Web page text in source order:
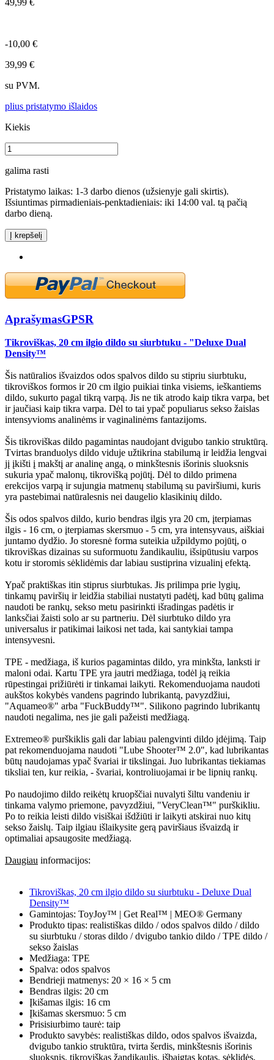
49,99 €
-10,00 €
39,99 €
su PVM.
plius pristatymo išlaidos
Kiekis
galima rasti
Pristatymo laikas: 1-3 darbo dienos (užsienyje gali skirtis).
Išsiuntimas pirmadieniais-penktadieniais: iki 14:00 val. tą pačią
darbo dieną.
Į krepšelį
AprašymasGPSR
Tikroviškas, 20 cm ilgio dildo su siurbtuku - "Deluxe Dual
Density™
Šis natūralios išvaizdos odos spalvos dildo su stipriu siurbtuku,
tikroviškos formos ir 20 cm ilgio puikiai tinka visiems, ieškantiems
dildo, sukurto pagal tikrą varpą. Jis ne tik atrodo kaip tikra varpa, bet
ir jaučiasi kaip tikra varpa. Dėl to tai ypač populiarus sekso žaislas
intensyvioms analinėms ir vaginalinėms fantazijoms.
Šis tikroviškas dildo pagamintas naudojant dvigubo tankio struktūrą.
Tvirtas branduolys dildo viduje užtikrina stabilumą ir leidžia lengvai
jį įkišti į makštį ar analinę angą, o minkštesnis išorinis sluoksnis
sukuria ypač malonų, tikrovišką pojūtį. Dėl to dildo primena
erekcijos varpą ir sujungia matmenų stabilumą su paviršiumi, kuris
yra pastebimai natūralesnis nei daugelio klasikinių dildo.
Šis odos spalvos dildo, kurio bendras ilgis yra 20 cm, įterpiamas
ilgis - 16 cm, o įterpiamas skersmuo - 5 cm, yra intensyvaus, aiškiai
juntamo dydžio. Jo storesnė forma suteikia užpildymo pojūtį, o
tikroviškas dizainas su suformuotu žandikauliu, išsipūtusiu varpos
kotu ir storomis sėklidėmis dar labiau sustiprina vizualinį efektą.
Ypač praktiškas itin stiprus siurbtukas. Jis prilimpa prie lygių,
tinkamų paviršių ir leidžia stabiliai nustatyti padėtį, kad būtų galima
naudoti be rankų, sekso metu pasirinkti išradingas padėtis ir
lanksčiai žaisti solo ar su partneriu. Dėl siurbtuko dildo yra
universalus ir patikimai laikosi net tada, kai santykiai tampa
intensyvesni.
TPE - medžiaga, iš kurios pagamintas dildo, yra minkšta, lanksti ir
maloni odai. Kartu TPE yra jautri medžiaga, todėl ją reikia
rūpestingai prižiūrėti ir tinkamai laikyti. Rekomenduojama naudoti
aukštos kokybės vandens pagrindo lubrikantą, pavyzdžiui,
"Aquameo®" arba "FuckBuddy™". Silikono pagrindo lubrikantų
naudoti negalima, nes jie gali pažeisti medžiagą.
Extremeo® purškiklis gali dar labiau palengvinti dildo įdėjimą. Taip
pat rekomenduojama naudoti "Lube Shooter™ 2.0", kad lubrikantas
būtų naudojamas ypač švariai ir tikslingai. Juo lubrikantas tiekiamas
tiksliai ten, kur reikia, - švariai, kontroliuojamai ir be lipnių rankų.
Po naudojimo dildo reikėtų kruopščiai nuvalyti šiltu vandeniu ir
tinkama valymo priemone, pavyzdžiui, "VeryClean™" purškikliu.
Po to reikia leisti dildo visiškai išdžiūti ir laikyti atskirai nuo kitų
sekso žaislų. Taip ilgiau išlaikysite gerą paviršiaus išvaizdą ir
optimaliai apsaugosite medžiagą.
Daugiau informacijos:
Tikroviškas, 20 cm ilgio dildo su siurbtuku - Deluxe Dual
Density™
Gamintojas: ToyJoy™ | Get Real™ | MEO® Germany
Produkto tipas: realistiškas dildo / odos spalvos dildo / dildo
su siurbtuku / storas dildo / dvigubo tankio dildo / TPE dildo /
sekso žaislas
Medžiaga: TPE
Spalva: odos spalvos
Bendrieji matmenys: 20 × 16 × 5 cm
Bendras ilgis: 20 cm
Įkišamas ilgis: 16 cm
Įkišamas skersmuo: 5 cm
Prisisiurbimo taurė: taip
Produkto savybės: realistiškas dildo, odos spalvos išvaizda,
dvigubo tankio struktūra, tvirta šerdis, minkštesnis išorinis
sluoksnis, tikroviškas žandikaulis, išbaigtas kotas, sėklidės,